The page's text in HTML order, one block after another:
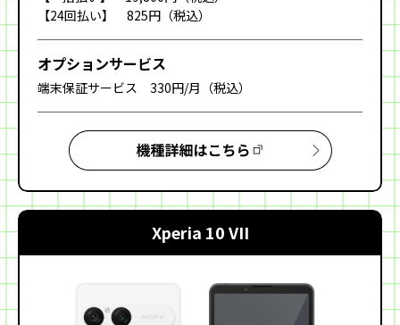
【24回払い】 825円（税込）
オプションサービス
端末保証サービス 330円/月（税込）
Xperia 10 VII